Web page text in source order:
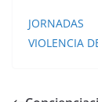
VIOLENCIA